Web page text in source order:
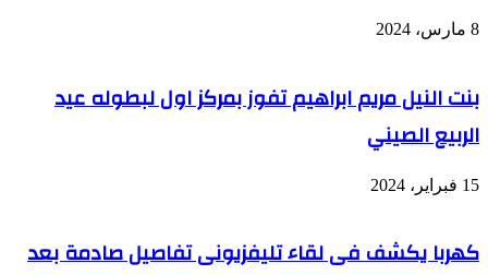
8 مارس، 2024
بنت النيل مريم ابراهيم تفوز بمركز اول لبطوله عيد
الربيع الصيني
15 فبراير، 2024
كهربا يكشف فى لقاء تليفزيونى تفاصيل صادمة بعد